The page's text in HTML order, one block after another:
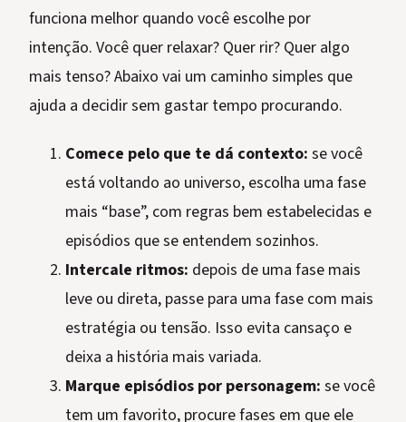
funciona melhor quando você escolhe por
intenção. Você quer relaxar? Quer rir? Quer algo
mais tenso? Abaixo vai um caminho simples que
ajuda a decidir sem gastar tempo procurando.
Comece pelo que te dá contexto: se você
está voltando ao universo, escolha uma fase
mais “base”, com regras bem estabelecidas e
episódios que se entendem sozinhos.
Intercale ritmos: depois de uma fase mais
leve ou direta, passe para uma fase com mais
estratégia ou tensão. Isso evita cansaço e
deixa a história mais variada.
Marque episódios por personagem: se você
tem um favorito, procure fases em que ele